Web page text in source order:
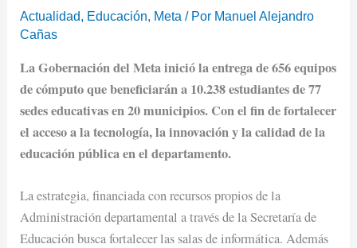
Actualidad, Educación, Meta / Por Manuel Alejandro
Cañas
La Gobernación del Meta inició la entrega de 656 equipos
de cómputo que beneficiarán a 10.238 estudiantes de 77
sedes educativas en 20 municipios. Con el fin de fortalecer
el acceso a la tecnología, la innovación y la calidad de la
educación pública en el departamento.
La estrategia, financiada con recursos propios de la
Administración departamental a través de la Secretaría de
Educación busca fortalecer las salas de informática. Además